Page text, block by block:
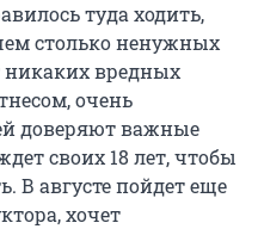
туда ходить,
столько ненужных
никаких вредных
очень
доверяют важные
своих 18 лет, чтобы
В августе пойдет еще
хочет